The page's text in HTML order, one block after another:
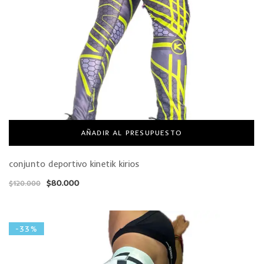
AÑADIR AL PRESUPUESTO
conjunto deportivo kinetik kirios
$120.000 $80.000
-33%